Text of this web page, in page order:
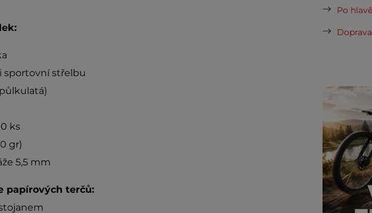
sportovní střelbu
ks
gr)
5,5 mm
papírových terčů:
Po